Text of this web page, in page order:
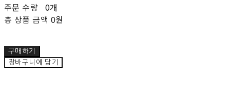
주문 수량 0개
총 상품 금액 0원
구매하기
장바구니에 담기